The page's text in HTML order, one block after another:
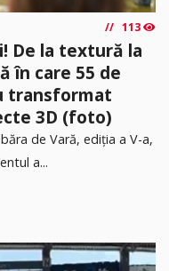
113
De la textură la
în care 55 de
transformat
3D (foto)
de Vară, ediția a V-a,
a...